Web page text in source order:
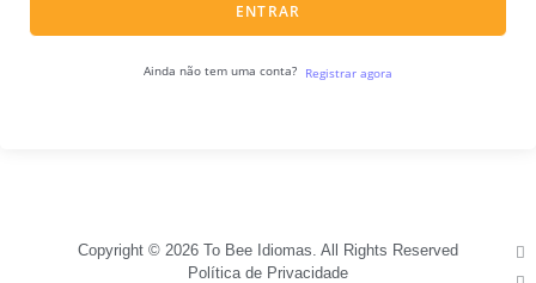
ENTRAR
Ainda não tem uma conta? Registrar agora
Copyright © 2026 To Bee Idiomas. All Rights Reserved
Política de Privacidade